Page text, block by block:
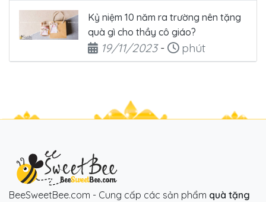
Kỷ niệm 10 năm ra trường nên tặng
quà gì cho thầy cô giáo?
Ngày đăng
19/11/2023- Thời gian đọc
phút
BeeSweetBee.com - Cung cấp các sản phẩm quà tặng